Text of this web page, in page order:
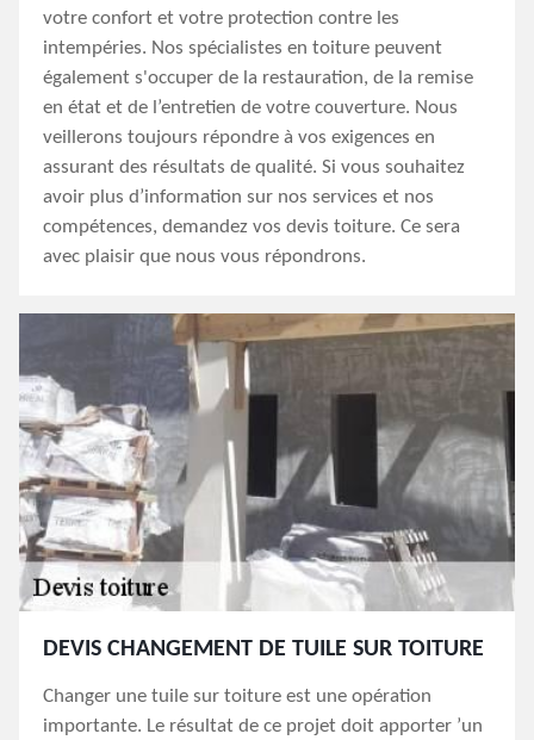
votre confort et votre protection contre les
intempéries. Nos spécialistes en toiture peuvent
également s'occuper de la restauration, de la remise
en état et de l’entretien de votre couverture. Nous
veillerons toujours répondre à vos exigences en
assurant des résultats de qualité. Si vous souhaitez
avoir plus d’information sur nos services et nos
compétences, demandez vos devis toiture. Ce sera
avec plaisir que nous vous répondrons.
DEVIS CHANGEMENT DE TUILE SUR TOITURE
Changer une tuile sur toiture est une opération
importante. Le résultat de ce projet doit apporter ’un